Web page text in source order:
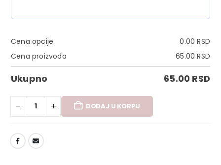
Cena opcije 0.00RSD
Cena proizvoda
65.00RSD
Ukupno 65.00 RSD
DODAJ U KORPU